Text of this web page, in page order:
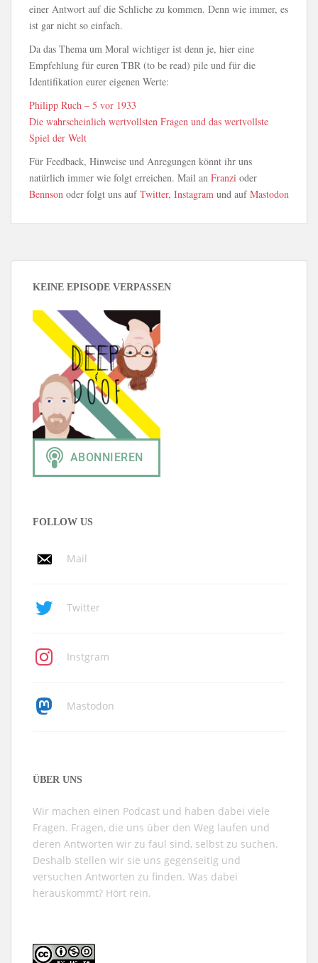
einer Antwort auf die Schliche zu kommen. Denn wie immer, es
ist gar nicht so einfach.
Da das Thema um Moral wichtiger ist denn je, hier eine
Empfehlung für euren TBR (to be read) pile und für die
Identifikation eurer eigenen Werte:
Philipp Ruch – 5 vor 1933
Die wahrscheinlich wertvollsten Fragen und das wertvollste
Spiel der Welt
Für Feedback, Hinweise und Anregungen könnt ihr uns
natürlich immer wie folgt erreichen. Mail an Franzi oder
Bennson oder folgt uns aufTwitter, Instagram und aufMastodon
KEINE EPISODE VERPASSEN
FOLLOW US
Mail
Twitter
Instgram
Mastodon
ÜBER UNS
Wir machen einen Podcast und haben dabei viele
Fragen. Fragen, die uns über den Weg laufen und
deren Antworten wir zu faul sind, selbst zu suchen.
Deshalb stellen wir sie uns gegenseitig und
versuchen Antworten zu finden. Was dabei
herauskommt? Hört rein.